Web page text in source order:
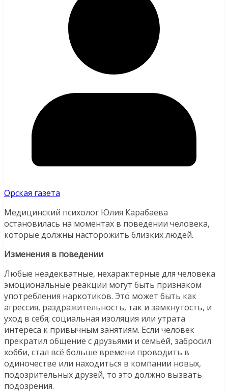
Орская газета
Медицинский психолог Юлия Карабаева
остановилась на моментах в поведении человека,
которые должны насторожить близких людей.
Изменения в поведении
Любые неадекватные, нехарактерные для человека
эмоциональные реакции могут быть признаком
употребления наркотиков. Это может быть как
агрессия, раздражительность, так и замкнутость, и
уход в себя; социальная изоляция или утрата
интереса к привычным занятиям. Если человек
прекратил общение с друзьями и семьёй, забросил
хобби, стал всё больше времени проводить в
одиночестве или находиться в компании новых,
подозрительных друзей, то это должно вызвать
подозрения.